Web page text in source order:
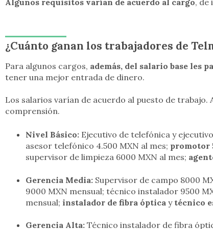
¿Cuánto ganan los trabajadores de
Para algunos cargos, además, del salario base les
tener una mejor entrada de dinero.
Los salarios varían de acuerdo al puesto de
comprensión.
Nivel Básico:Ejecutivo de telefónica y
asesor telefónico 4.500 MXN al mes; promotor
supervisor de limpieza 6000 MXN al mes;
Gerencia Media: Supervisor de campo 8000
9000 MXN mensual; técnico instalador 9500
mensual; instalador de fibra óptica ytécnico
Gerencia Alta:Técnico instalador de fibra